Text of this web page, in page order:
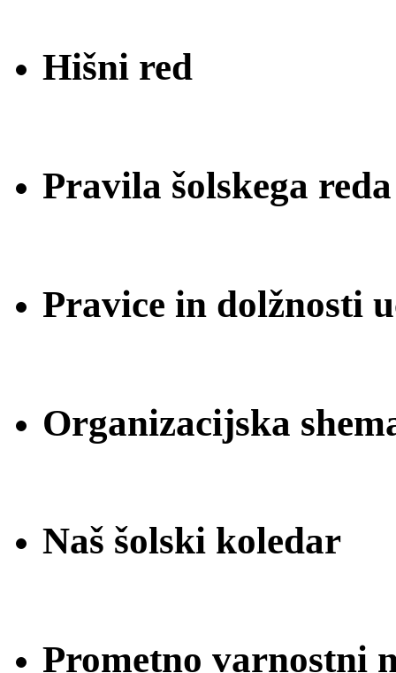
Hišni red
Pravila šolskega reda
Pravice in dolžnosti
Organizacijska
Naš šolski koledar
Prometno varnostni